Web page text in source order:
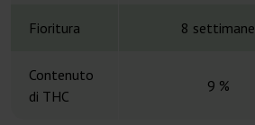
Fioritura 8 settimane
Contenuto
di THC
9 %